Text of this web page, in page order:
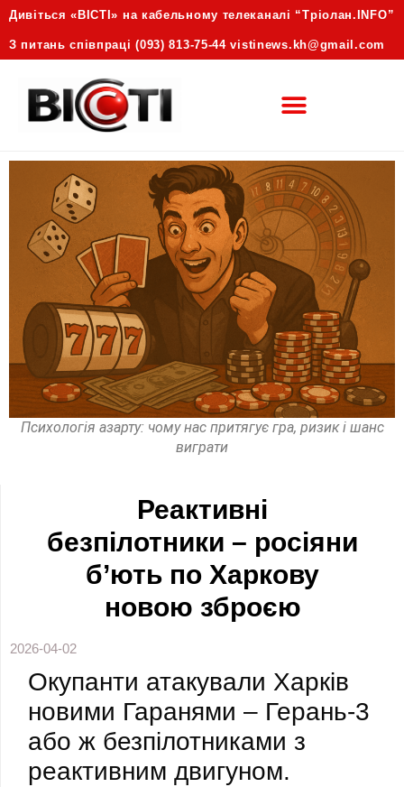
Дивіться «ВІСТІ» на кабельному телеканалі “Трiолан.INFO”
З питань співпраці (093) 813-75-44 vistinews.kh@gmail.com
Психологія азарту: чому нас притягує гра, ризик і шанс
виграти
Реактивні
безпілотники – росіяни
б’ють по Харкову
новою зброєю
2026-04-02
Окупанти атакували Харків
новими Гаранями – Герань-3
або ж безпілотниками з
реактивним двигуном.